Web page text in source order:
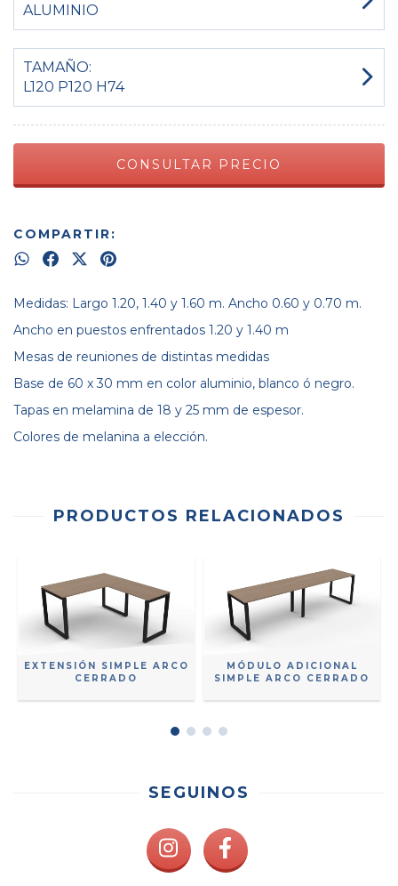
ALUMINIO
TAMAÑO:
L120 P120 H74
COMPARTIR:
Medidas: Largo 1.20, 1.40 y 1.60 m. Ancho 0.60 y 0.70 m.
Ancho en puestos enfrentados 1.20 y 1.40 m
Mesas de reuniones de distintas medidas
Base de 60 x 30 mm en color aluminio, blanco ó negro.
Tapas en melamina de 18 y 25 mm de espesor.
Colores de melanina a elección.
PRODUCTOS RELACIONADOS
EXTENSIÓN SIMPLE ARCO
CERRADO
MÓDULO ADICIONAL
SIMPLE ARCO CERRADO
SEGUINOS